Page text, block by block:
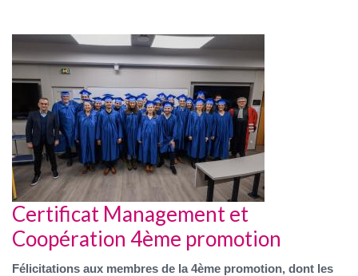
Certificat Management et
Coopération 4ème promotion
Félicitations aux membres de la 4ème promotion, dont les